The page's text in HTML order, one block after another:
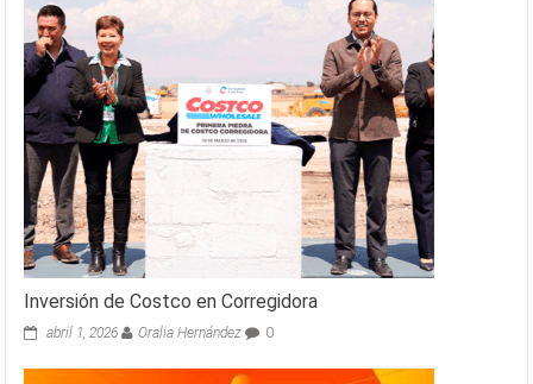
Inversión de Costco en Corregidora
abril 1, 2026 Oralia Hernández 0